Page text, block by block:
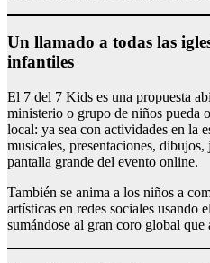
Un llamado a todas las
infantiles
El 7 del 7 Kids es una propuesta
ministerio o grupo de niños pueda
local: ya sea con actividades en la
musicales, presentaciones, dibujos,
pantalla grande del evento online.
También se anima a los niños a
artísticas en redes sociales usando
sumándose al gran coro global que